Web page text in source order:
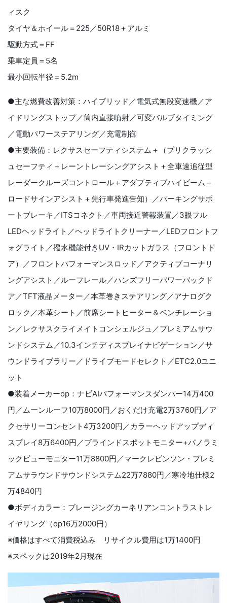
ィスク
タイヤ＆ホイール＝225／50R18＋アルミ
駆動方式＝FF
乗車定員＝5名
最小回転半径＝5.2m
●主な燃費改善対策：ハイブリッド／電気式無段変速機／ア
イドリングストップ／筒内直接噴射／可変バルブタイミング
／電動パワーステアリング／充電制御
●主要装備：レクサスセーフティシステム＋（プリクラッシ
ュセーフティ＋レーントレーシングアシスト＋全車速追従型
レーダークルーズコントロール＋アダプティブハイビーム＋
ロードサインアシスト＋先行車発進告知）／パーキングサポ
ートブレーキ／ITSコネクト／車両接近警報装置／3眼フル
LEDヘッドライト／ヘッドライトクリーナー／LEDフロントフ
ォグライト／撥水機能付きUV・IRカットガラス（フロントド
ア）／フロントパフォーマンスロッド／アクティブコーナリ
ングアシスト／ルーフレール／ハンズフリーパワーバックド
ア／TFT液晶メーター／本革巻きステアリング／アナログク
ロック／本革シート／前席シートヒーター＆ベンチレーショ
ン／レクサスクライメイトコンシェルジュ／プレミアムサウ
ンドシステム／10.3インチディスプレイナビゲーション／サ
ウンドライブラリー／ドライブモードセレクト／ETC2.0ユニ
ット
●装着メーカーop：ナビAIパフォーマンスダンパー14万400
円／ムーンルーフ10万8000円／おくだけ充電2万3760円／ア
クセサリーコンセント4万3200円／カラーヘッドアップディ
スプレイ8万6400円／ブラインドスポットモニター+パノラミ
ックビューモニター11万8800円／マークレビンソン・プレミ
アムサラウンドサウンドシステム22万7880円／寒冷地仕様2
万4840円
●ボディカラー：ブレージングカーネリアンコントラストレ
イヤリング（op16万2000円）
※価格はすべて消費税込み リサイクル費用は1万1400円
※スペックは2019年2月現在